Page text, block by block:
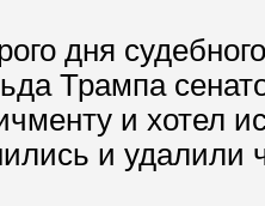
дня
Трампа
и хотел
и удалили